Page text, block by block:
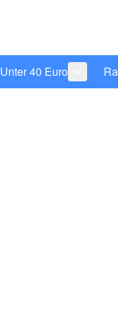
anzeigen
für Kategorie
Unter 40 Euro